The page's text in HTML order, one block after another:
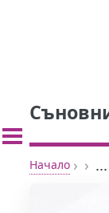
Начало › › ...